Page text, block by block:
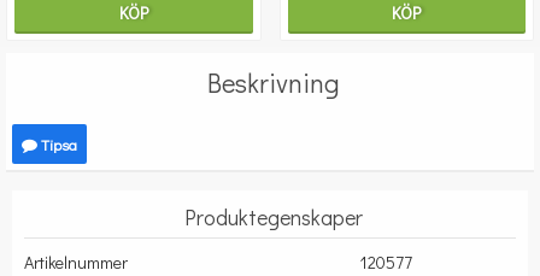
KÖP KÖP
Beskrivning
Tipsa
Produktegenskaper
Artikelnummer
120577